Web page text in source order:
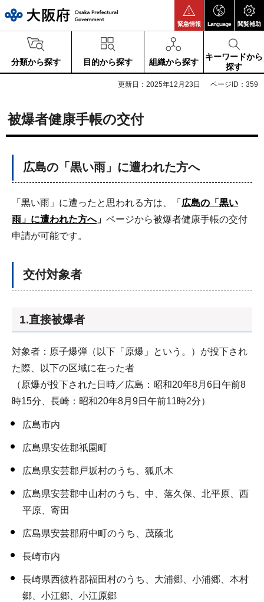
緊急情報 Language 閲覧補助
分類から探す 目的から探す 組織から探す
キーワードから
探す
更新日：2025年12月23日 ページID：359
被爆者健康手帳の交付
広島の「黒い雨」に遭われた方へ
「黒い雨」に遭ったと思われる方は、「 広島の「黒い
雨」に遭われた方へ」 ページから被爆者健康手帳の交付
申請が可能です。
交付対象者
1.直接被爆者
対象者：原子爆弾（以下「原爆」という。）が投下され
た際、以下の区域に在った者
（原爆が投下された日時／広島：昭和20年8月6日午前8
時15分、長崎：昭和20年8月9日午前11時2分）
広島市内
広島県安佐郡祇園町
広島県安芸郡戸坂村のうち、狐爪木
広島県安芸郡中山村のうち、中、落久保、北平原、西
平原、寄田
広島県安芸郡府中町のうち、茂蔭北
長崎市内
長崎県西彼杵郡福田村のうち、大浦郷、小浦郷、本村
郷、小江郷、小江原郷